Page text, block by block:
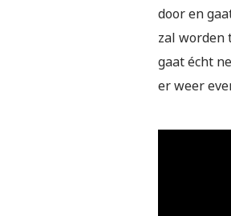
door en
zal worden
gaat écht
er weer